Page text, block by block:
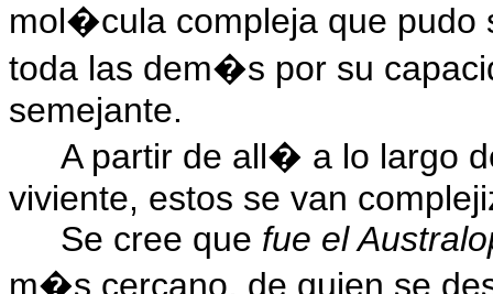
mol�cula compleja que pudo
toda las dem�s por su
semejante.
A partir de all� a lo largo
viviente, estos se van
Se cree que fue el
m�s cercano, de quien se